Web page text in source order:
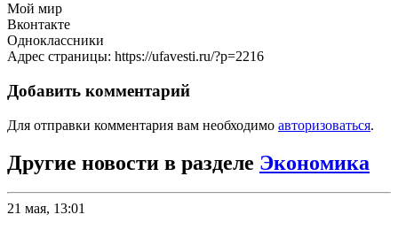
Мой мир
Вконтакте
Одноклассники
Адрес страницы: https://ufavesti.ru/?p=2216
Добавить комментарий
Для отправки комментария вам необходимо авторизоваться.
Другие новости в разделе Экономика
21 мая, 13:01